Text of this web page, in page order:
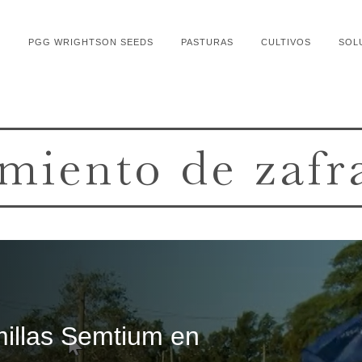
PGG WRIGHTSON SEEDS PASTURAS CULTIVOS
de
Semtium en